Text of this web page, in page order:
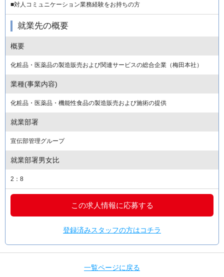
■対人コミュニケーション業務経験をお持ちの方
就業先の概要
概要
化粧品・医薬品の製造販売および関連サービスの総合企業（梅田本社）
業種(事業内容)
化粧品・医薬品・機能性食品の製造販売および施術の提供
就業部署
宣伝部管理グループ
就業部署男女比
2：8
この求人情報に応募する
登録済みスタッフの方はコチラ
一覧ページに戻る